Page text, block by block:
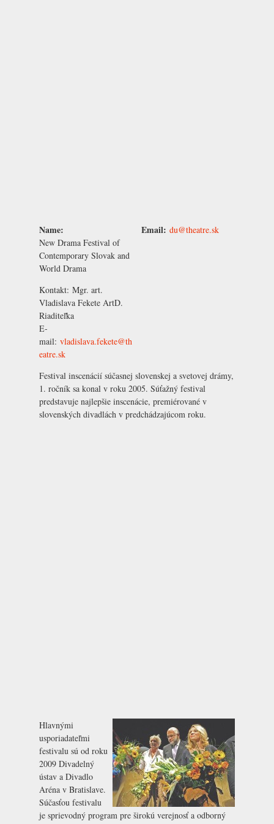
Name:
New Drama Festival of
Contemporary Slovak and
World Drama
Kontakt: Mgr. art.
Vladislava Fekete ArtD.
Riaditeľka
E-
mail: vladislava.fekete@th
eatre.sk
Email: du@theatre.sk
Festival inscenácií súčasnej slovenskej a svetovej drámy,
1. ročník sa konal v roku 2005. Súťažný festival
predstavuje najlepšie inscenácie, premiérované v
slovenských divadlách v predchádzajúcom roku.
Hlavnými
usporiadateľmi
festivalu sú od roku
2009 Divadelný
ústav a Divadlo
Aréna v Bratislave.
Súčasťou festivalu
je sprievodný program pre širokú verejnosť a odborný